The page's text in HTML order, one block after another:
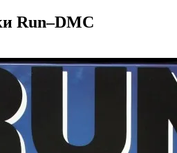
Run–DMC